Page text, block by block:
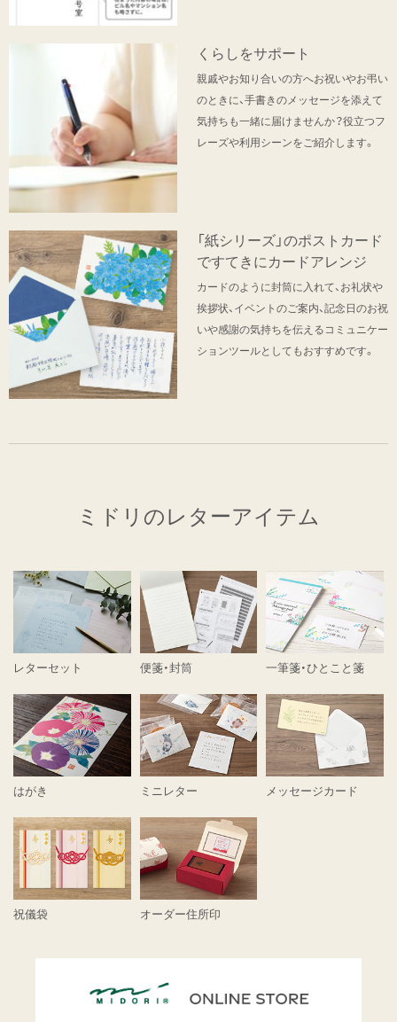
くらしをサポート
親戚やお知り合いの方へお祝いやお弔い
のときに、手書きのメッセージを添えて
気持ちも一緒に届けませんか？役立つフ
レーズや利用シーンをご紹介します。
「紙シリーズ」のポストカード
ですてきにカードアレンジ
カードのように封筒に入れて、お礼状や
挨拶状、イベントのご案内、記念日のお祝
いや感謝の気持ちを伝えるコミュニケー
ションツールとしてもおすすめです。
ミドリのレターアイテム
レターセット 便箋・封筒 一筆箋・ひとこと箋
はがき ミニレター メッセージカード
祝儀袋 オーダー住所印